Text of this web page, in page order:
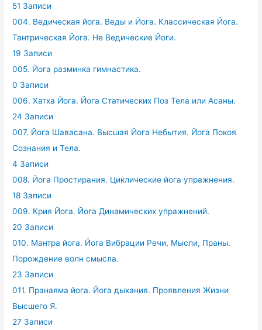
51 Записи
004. Ведическая йога. Веды и Йога. Классическая Йога.
Тантрическая Йога. Не Ведические Йоги.
19 Записи
005. Йога разминка гимнастика.
0 Записи
006. Хатха Йога. Йога Статических Поз Тела или Асаны.
24 Записи
007. Йога Шавасана. Высшая Йога Небытия. Йога Покоя
Сознания и Тела.
4 Записи
008. Йога Простирания. Циклические йога упражнения.
18 Записи
009. Крия Йога. Йога Динамических упражнений.
20 Записи
010. Мантра йога. Йога Вибрации Речи, Мысли, Праны.
Порождение волн смысла.
23 Записи
011. Пранаяма йога. Йога дыхания. Проявления Жизни
Высшего Я.
27 Записи